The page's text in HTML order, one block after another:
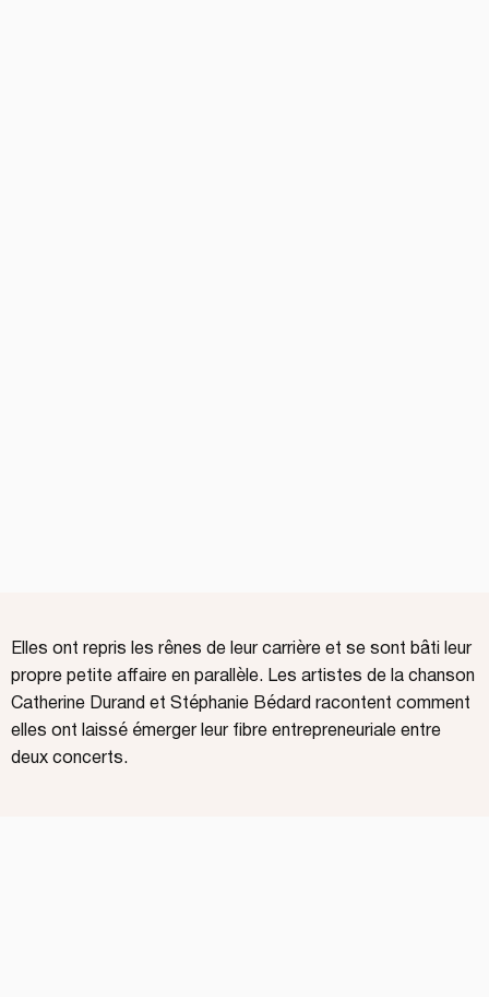
Elles ont repris les rênes de leur carrière et se sont bâti leur
propre petite affaire en parallèle. Les artistes de la chanson
Catherine Durand et Stéphanie Bédard racontent comment
elles ont laissé émerger leur fibre entrepreneuriale entre
deux concerts.